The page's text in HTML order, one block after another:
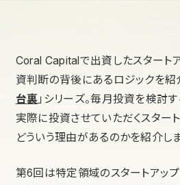
Coral Capitalで出資したスタート
資判断の背後にあるロジックを紹
台裏 」シリーズ。毎月投資を検討
実際に投資させていただくスタート
どういう理由があるのかを紹介し
第6回は特定領域のスタートアッ